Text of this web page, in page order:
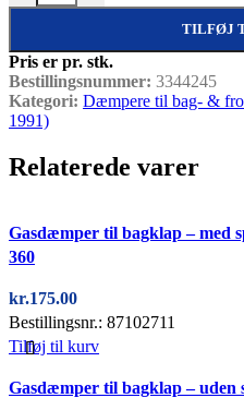
TILFØJ
Pris er pr. stk.
Bestillingsnummer: 3344245
Kategori: Dæmpere til bag- &
1991)
Relaterede varer
Gasdæmper til bagklap – med
360
kr.175.00
Bestillingsnr.: 87102711
Tilføj til kurv
Gasdæmper til bagklap – uden